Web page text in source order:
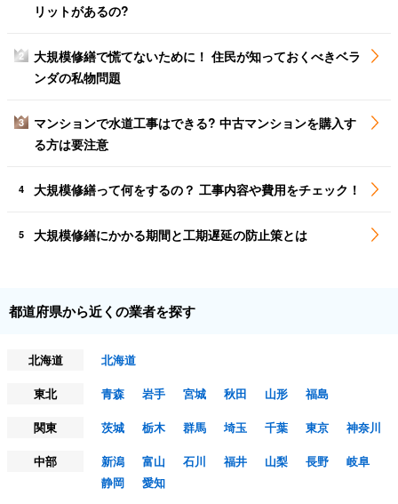
リットがあるの?
2
大規模修繕で慌てないために！ 住民が知っておくべきベラ
ンダの私物問題
3
マンションで水道工事はできる? 中古マンションを購入す
る方は要注意
4 大規模修繕って何をするの？ 工事内容や費用をチェック！
5 大規模修繕にかかる期間と工期遅延の防止策とは
都道府県から近くの業者を探す
北海道
北海道
東北
青森 岩手 宮城 秋田 山形
福島
関東
茨城 栃木 群馬 埼玉 千葉 東京
神奈川
中部
新潟 富山 石川 福井 山梨 長野
岐阜
静岡
愛知